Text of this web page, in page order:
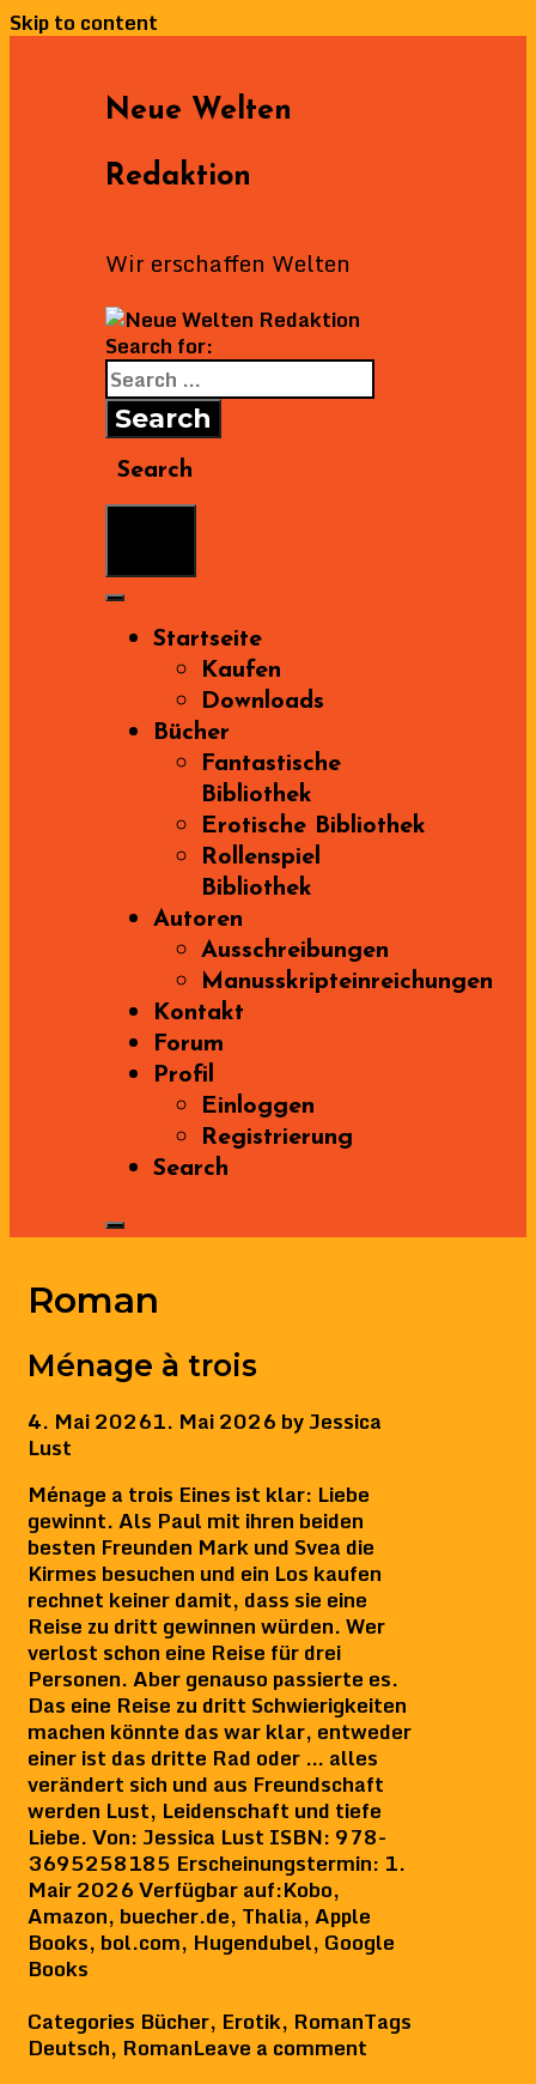
Skip to content
Neue Welten
Redaktion
Wir erschaffen Welten
Search for:
Search
Startseite
Kaufen
Downloads
Bücher
Fantastische
Bibliothek
Erotische Bibliothek
Rollenspiel
Bibliothek
Autoren
Ausschreibungen
Manusskripteinreichungen
Kontakt
Forum
Profil
Einloggen
Registrierung
Search
Roman
Ménage à trois
4. Mai 20261. Mai 2026 byJessica
Lust
Ménage a trois Eines ist klar: Liebe
gewinnt. Als Paul mit ihren beiden
besten Freunden Mark und Svea die
Kirmes besuchen und ein Los kaufen
rechnet keiner damit, dass sie eine
Reise zu dritt gewinnen würden. Wer
verlost schon eine Reise für drei
Personen. Aber genauso passierte es.
Das eine Reise zu dritt Schwierigkeiten
machen könnte das war klar, entweder
einer ist das dritte Rad oder … alles
verändert sich und aus Freundschaft
werden Lust, Leidenschaft und tiefe
Liebe. Von: Jessica Lust ISBN: 978-
3695258185 Erscheinungstermin: 1.
Mair 2026 Verfügbar auf:Kobo,
Amazon, buecher.de, Thalia, Apple
Books, bol.com, Hugendubel, Google
Books
Categories Bücher, Erotik, RomanTags
Deutsch, RomanLeave a comment